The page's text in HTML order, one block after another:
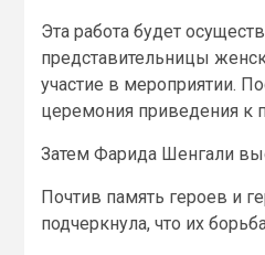
Эта работа будет
представительницы
участие в мероприятии.
церемония приведения к
Затем Фарида Шенгали
Почтив память героев и
подчеркнула, что их